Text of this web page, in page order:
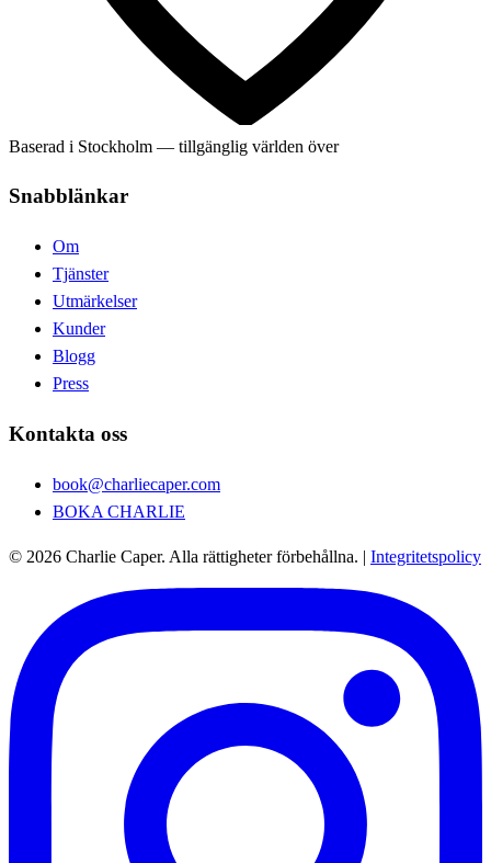
Baserad i Stockholm — tillgänglig världen över
Snabblänkar
Om
Tjänster
Utmärkelser
Kunder
Blogg
Press
Kontakta oss
book@charliecaper.com
BOKA CHARLIE
© 2026 Charlie Caper. Alla rättigheter förbehållna. | Integritetspolicy